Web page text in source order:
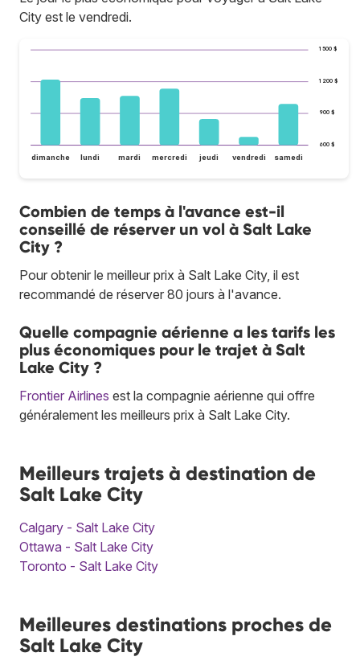
City est le vendredi.
600 $
900 $
1 200 $
1 500 $
dimanche lundi mardi mercredi jeudi vendredi samedi
Combien de temps à l'avance est-il
conseillé de réserver un vol à Salt Lake
City ?
Pour obtenir le meilleur prix à Salt Lake City, il est
recommandé de réserver 80 jours à l'avance.
Quelle compagnie aérienne a les tarifs les
plus économiques pour le trajet à Salt
Lake City ?
Frontier Airlines est la compagnie aérienne qui offre
généralement les meilleurs prix à Salt Lake City.
Meilleurs trajets à destination de
Salt Lake City
Calgary - Salt Lake City
Ottawa - Salt Lake City
Toronto - Salt Lake City
Meilleures destinations proches de
Salt Lake City